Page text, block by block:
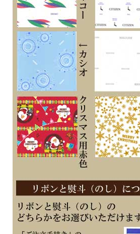
・定時受信機能
・充電警告機能
・過充電防止機能
■メーカーの正規国内保証書付き（3年間保証）
※１０文字分の加工費込みの表示価格です
※在庫ありの時１０日間前後（土日祝日は除く）で
※刻印文字はカート内の備考欄に記載ください